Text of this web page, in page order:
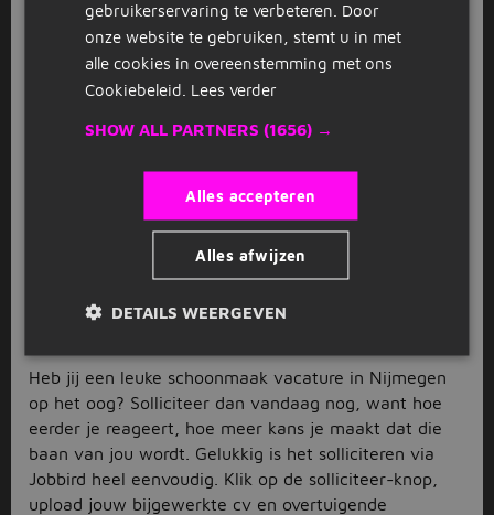
kanten op. Weet je al precies wat je zoekt? Jobbird
helpt jou verder in je zoektocht naar een leuke
vacature voor deze functie. Met het zoekfilter aan de
linkerkant van de pagina kun je al jouw wensen
schoonmaak vacatures in Nijmegen in beeld. Heb je
niet de vacature gevonden waar je naar op zoek
bent? Kijk dan voor schoonmaakwerk in omliggende
Arnhem,Den BoschofApeldoorn
automatisch de nieuwste vacatures voor deze
Heb jij een leuke schoonmaak vacature in Nijmegen
op het oog? Solliciteer dan vandaag nog, want hoe
eerder je reageert, hoe meer kans je maakt dat die
baan van jou wordt. Gelukkig is het solliciteren via
Jobbird heel eenvoudig. Klik op de solliciteer-knop,
upload jouw bijgewerkte cv en overtuigende
gebruikerservaring te verbeteren. Door
onze website te gebruiken, stemt u in met
alle cookies in overeenstemming met ons
Cookiebeleid. Lees verder
SHOW ALL PARTNERS (1656) →
Alles accepteren
Alles afwijzen
DETAILS WEERGEVEN